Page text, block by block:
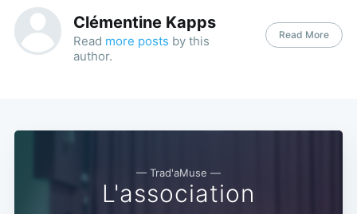
Clémentine Kapps
Read more posts by this
author.
Read More
— Trad'aMuse —
L'association